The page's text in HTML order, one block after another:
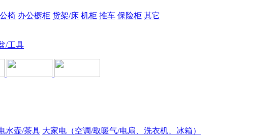
椅 办公橱柜 货架/床 机柜 推车 保险柜 其它
/工具
水壶/茶具 大家电（空调/取暖气/电扇、洗衣机、冰箱）